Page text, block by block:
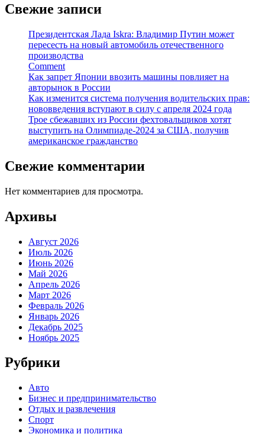
Свежие записи
Президентская Лада Iskra: Владимир Путин может
пересесть на новый автомобиль отечественного
производства
Comment
Как запрет Японии ввозить машины повлияет на
авторынок в России
Как изменится система получения водительских прав:
нововведения вступают в силу с апреля 2024 года
Трое сбежавших из России фехтовальщиков хотят
выступить на Олимпиаде-2024 за США, получив
американское гражданство
Свежие комментарии
Нет комментариев для просмотра.
Архивы
Август 2026
Июль 2026
Июнь 2026
Май 2026
Апрель 2026
Март 2026
Февраль 2026
Январь 2026
Декабрь 2025
Ноябрь 2025
Рубрики
Авто
Бизнес и предпринимательство
Отдых и развлечения
Спорт
Экономика и политика